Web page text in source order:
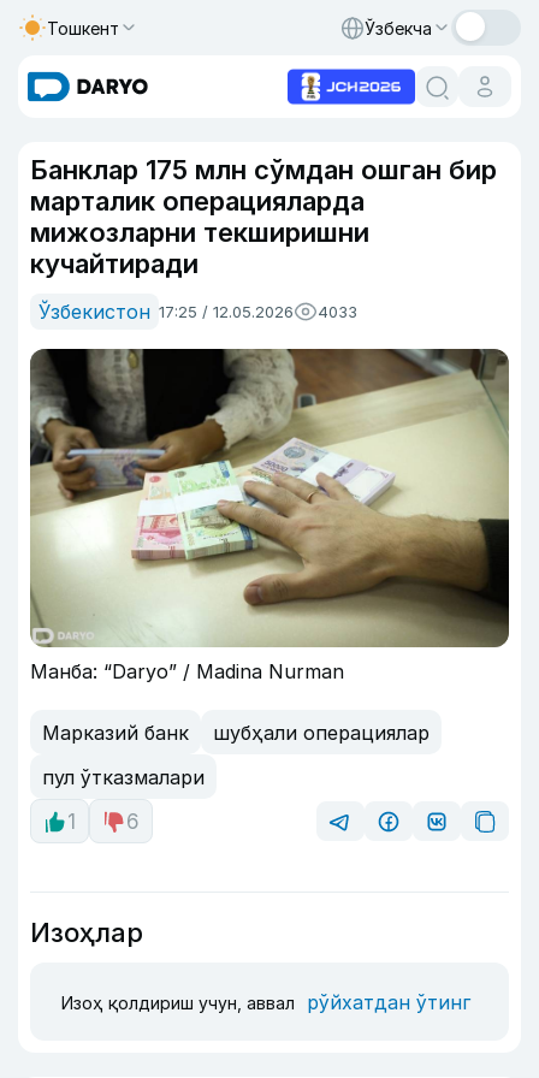
Тошкент Ўзбекча
Банклар 175 млн сўмдан ошган бир
марталик операцияларда
мижозларни текширишни
кучайтиради
Ўзбекистон 17:25 / 12.05.2026 4033
Манба: “Daryo” / Madina Nurman
Марказий банк
шубҳали операциялар
пул ўтказмалари
1
6
Изоҳлар
Изоҳ қолдириш учун, аввал рўйхатдан ўтинг